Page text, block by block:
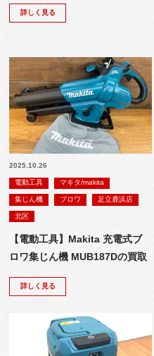
詳しく見る
2025.10.26
電動工具 マキタ/makita
集じん機 ブロワ 足立鹿浜店
北区
【電動工具】Makita 充電式ブ
ロワ集じん機 MUB187Dの買取
詳しく見る